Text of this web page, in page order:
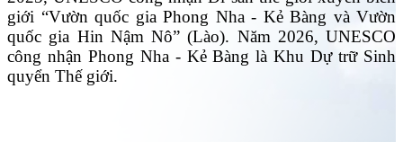
giới “Vườn quốc gia Phong Nha - Kẻ Bàng và Vườn
quốc gia Hin Nậm Nô” (Lào). Năm 2026, UNESCO
công nhận Phong Nha - Kẻ Bàng là Khu Dự trữ Sinh
quyển Thế giới.